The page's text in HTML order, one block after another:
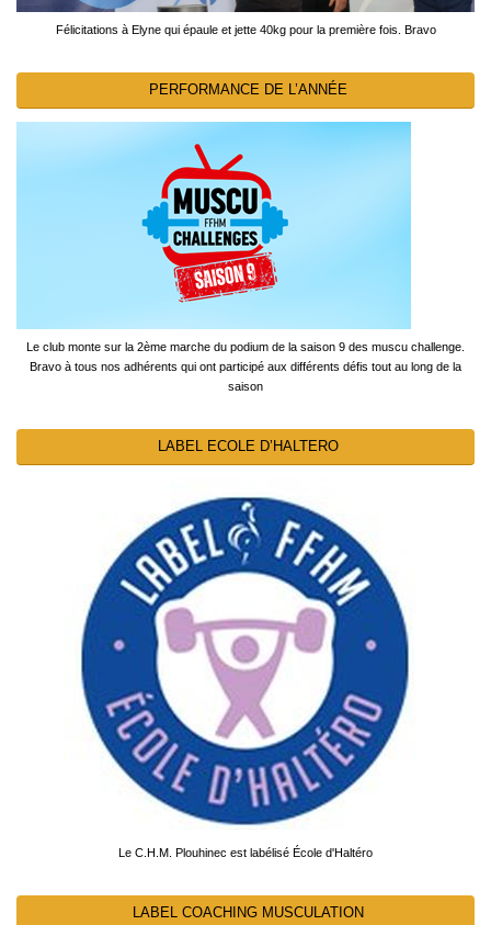
Félicitations à Elyne qui épaule et jette 40kg pour la première fois. Bravo
PERFORMANCE DE L’ANNÉE
Le club monte sur la 2ème marche du podium de la saison 9 des muscu challenge.
Bravo à tous nos adhérents qui ont participé aux différents défis tout au long de la
saison
LABEL ECOLE D’HALTERO
Le C.H.M. Plouhinec est labélisé École d'Haltéro
LABEL COACHING MUSCULATION